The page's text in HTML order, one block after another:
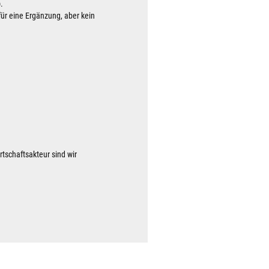
eine Ergänzung, aber kein
sind wir